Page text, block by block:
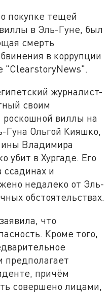
покупке тещей
в Эль-Гуне, был
смерть
в коррупции
"ClearstoryNews".
журналист-
своим
роскошной виллы на
Гуна Ольгой Кияшко,
Владимира
убит в Хургаде. Его
ссадинах и
недалеко от Эль-
обстоятельствах.
что
Кроме того,
предполагает
причём
совершено лицами,